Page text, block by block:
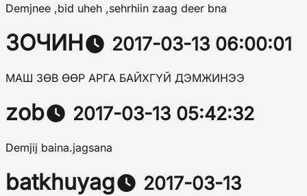
Demjnee ,bid uheh ,sehrhiin zaag deer bna
ЗОЧИН 2017-03-13 06:00:01
МАШ ЗӨВ ӨӨР АРГА БАЙХГҮЙ ДЭМЖИНЭЭ
zob 2017-03-13 05:42:32
Demjij baina.jagsana
batkhuyag
2017-03-13